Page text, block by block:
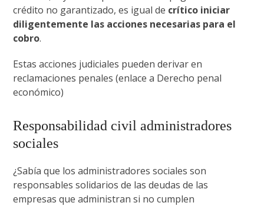
crédito no garantizado, es igual de crítico iniciar
diligentemente las acciones necesarias para el
cobro.
Estas acciones judiciales pueden derivar en
reclamaciones penales (enlace a Derecho penal
económico)
Responsabilidad civil administradores
sociales
¿Sabía que los administradores sociales son
responsables solidarios de las deudas de las
empresas que administran si no cumplen